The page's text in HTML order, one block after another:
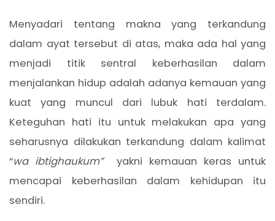
Menyadari tentang makna yang terkandung
dalam ayat tersebut di atas, maka ada hal yang
menjadi titik sentral keberhasilan dalam
menjalankan hidup adalah adanya kemauan yang
kuat yang muncul dari lubuk hati terdalam.
Keteguhan hati itu untuk melakukan apa yang
seharusnya dilakukan terkandung dalam kalimat
“wa ibtighaukum”
yakni kemauan keras untuk
mencapai keberhasilan dalam kehidupan itu
sendiri.